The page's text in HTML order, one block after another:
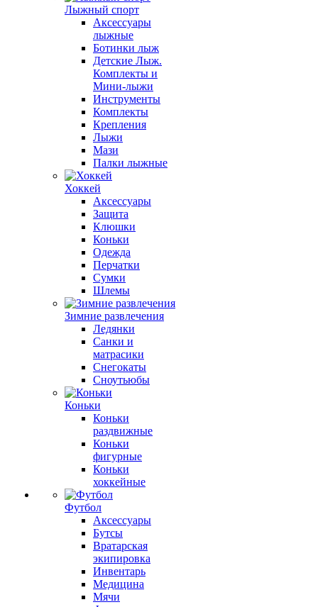
Лыжный спорт
Аксессуары
лыжные
Ботинки лыж
Детские Лыж.
Комплекты и
Мини-лыжи
Инструменты
Комплекты
Крепления
Лыжи
Мази
Палки лыжные
Хоккей
Аксессуары
Защита
Клюшки
Коньки
Одежда
Перчатки
Сумки
Шлемы
Зимние развлечения
Ледянки
Санки и
матрасики
Снегокаты
Сноутьюбы
Коньки
Коньки
раздвижные
Коньки
фигурные
Коньки
хоккейные
Футбол
Аксессуары
Бутсы
Вратарская
экипировка
Инвентарь
Медицина
Мячи